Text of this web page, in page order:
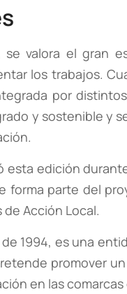
se valora el gran
los trabajos.
por
y sostenible y
esta edición
forma parte del
Acción Local.
1994, es una
promover
en las